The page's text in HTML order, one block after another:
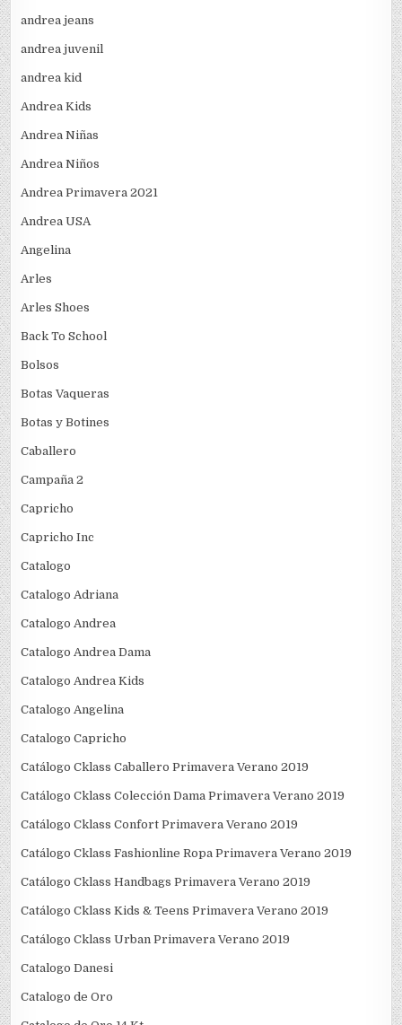
andrea jeans
andrea juvenil
andrea kid
Andrea Kids
Andrea Niñas
Andrea Niños
Andrea Primavera 2021
Andrea USA
Angelina
Arles
Arles Shoes
Back To School
Bolsos
Botas Vaqueras
Botas y Botines
Caballero
Campaña 2
Capricho
Capricho Inc
Catalogo
Catalogo Adriana
Catalogo Andrea
Catalogo Andrea Dama
Catalogo Andrea Kids
Catalogo Angelina
Catalogo Capricho
Catálogo Cklass Caballero Primavera Verano 2019
Catálogo Cklass Colección Dama Primavera Verano 2019
Catálogo Cklass Confort Primavera Verano 2019
Catálogo Cklass Fashionline Ropa Primavera Verano 2019
Catálogo Cklass Handbags Primavera Verano 2019
Catálogo Cklass Kids & Teens Primavera Verano 2019
Catálogo Cklass Urban Primavera Verano 2019
Catalogo Danesi
Catalogo de Oro